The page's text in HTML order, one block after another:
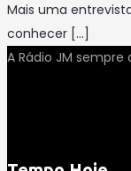
Mais uma
conhecer […]
A Rádio JM sempre